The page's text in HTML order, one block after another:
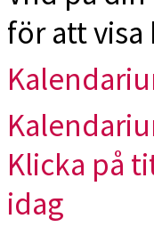
för att visa
Klicka på
idag